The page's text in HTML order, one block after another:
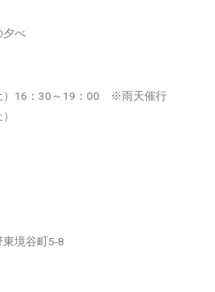
夕べ
）16：30～19：00 ※雨天催行
境谷町5-8